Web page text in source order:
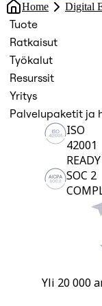
Home Digital
Tuote
Ratkaisut
Työkalut
Resurssit
Yritys
Palvelupaketit ja
ISO
42001
READY
SOC 2
Yli 20 000